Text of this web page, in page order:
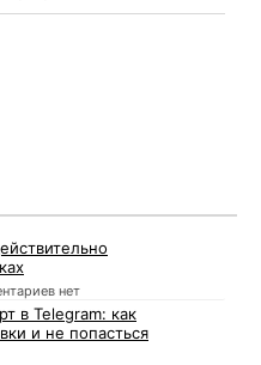
нет
в Telegram: как
и не попасться